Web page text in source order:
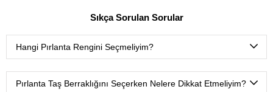
Sıkça Sorulan Sorular
Hangi Pırlanta Rengini Seçmeliyim?
D color(Çok nadir bulunan ekstra beyaz),E color(Nadir
bulunan ekstra beyaz),F color(Ekstra beyaz),G color
Pırlanta Taş Berraklığını Seçerken Nelere Dikkat Etmeliyim?